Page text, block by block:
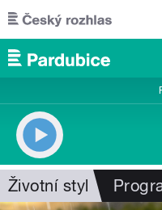
Přejít k hlavnímu obsahu
Životní styl